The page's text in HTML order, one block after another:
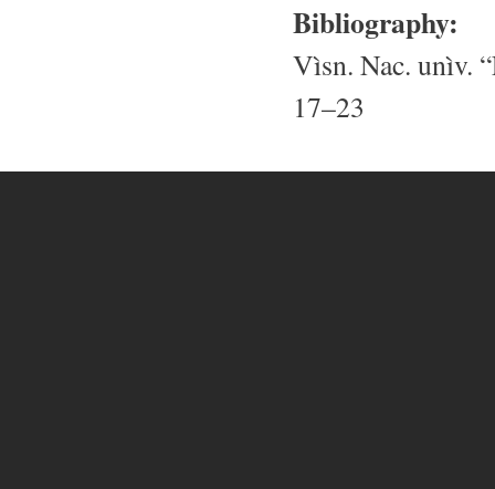
Bibliography:
Vìsn. Nac. unìv.
17–23